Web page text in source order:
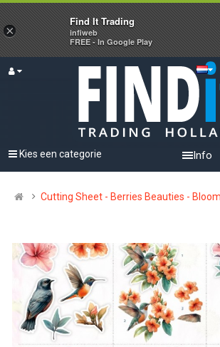
Info
Kies een categorie
Cutting Sheet - Berries Beauties -
×
Find It Trading
infiweb
FREE - In Google Play